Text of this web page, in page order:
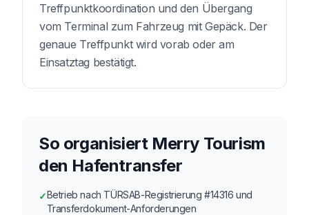
Treffpunktkoordination und den Übergang
vom Terminal zum Fahrzeug mit Gepäck. Der
genaue Treffpunkt wird vorab oder am
Einsatztag bestätigt.
So organisiert Merry Tourism
den Hafentransfer
✓Betrieb nach TÜRSAB-Registrierung #14316 und
Transferdokument-Anforderungen